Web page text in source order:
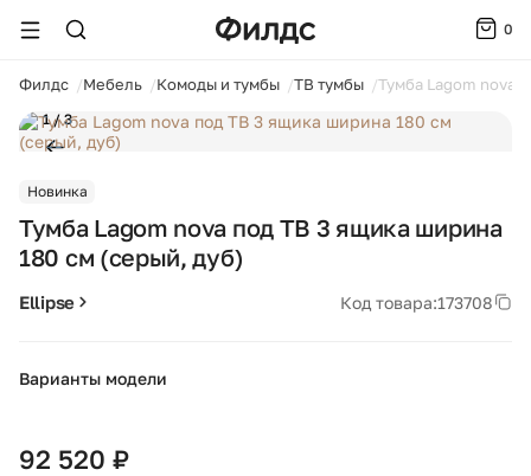
0
Филдс Мебель Комоды и тумбы ТВ тумбы Тумба Lagom nova
1 / 3
Новинка
Тумба Lagom nova под ТВ 3 ящика ширина
180 см (серый, дуб)
Ellipse Код товара:173708
Варианты модели
92 520 ₽